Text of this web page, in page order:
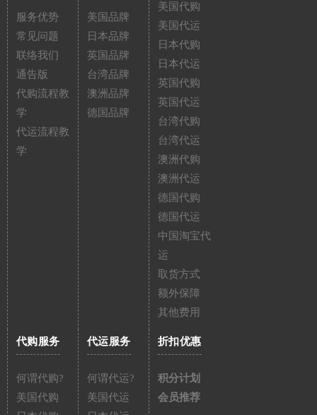
服务优势
常见问题
联络我们
通告版
代购流程教
学
代运流程教
学
美国品牌
日本品牌
英国品牌
台湾品牌
澳洲品牌
德国品牌
美国代购
美国代运
日本代购
日本代运
英国代购
英国代运
台湾代购
台湾代运
澳洲代购
澳洲代运
德国代购
德国代运
中国淘宝代
运
取货方式
额外保障
其他费用
代购服务
何谓代购?
美国代购
代运服务
何谓代运?
美国代运
折扣优惠
积分计划
会员推荐